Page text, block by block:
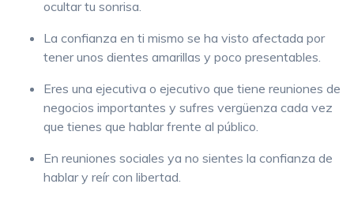
ocultar tu sonrisa.
La confianza en ti mismo se ha visto afectada por
tener unos dientes amarillas y poco presentables.
Eres una ejecutiva o ejecutivo que tiene reuniones de
negocios importantes y sufres vergüenza cada vez
que tienes que hablar frente al público.
En reuniones sociales ya no sientes la confianza de
hablar y reír con libertad.